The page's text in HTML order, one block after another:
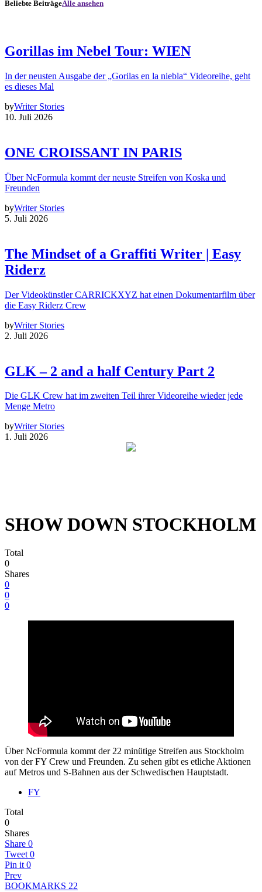
Beliebte BeiträgeAlle ansehen
Gorillas im Nebel Tour: WIEN
In der neusten Ausgabe der „Gorilas en la niebla“ Videoreihe, geht
es dieses Mal
byWriter Stories
10. Juli 2026
ONE CROISSANT IN PARIS
Über NcFormula kommt der neuste Streifen von Koska und
Freunden
byWriter Stories
5. Juli 2026
The Mindset of a Graffiti Writer | Easy
Riderz
Der Videokünstler CARRICKXYZ hat einen Dokumentarfilm über
die Easy Riderz Crew
byWriter Stories
2. Juli 2026
GLK – 2 and a half Century Part 2
Die GLK Crew hat im zweiten Teil ihrer Videoreihe wieder jede
Menge Metro
byWriter Stories
1. Juli 2026
SHOW DOWN STOCKHOLM
Total
0
Shares
0
0
0
Über NcFormula kommt der 22 minütige Streifen aus Stockholm
von der FY Crew und Freunden. Zu sehen gibt es etliche Aktionen
auf Metros und S-Bahnen aus der Schwedischen Hauptstadt.
FY
Total
0
Shares
Share 0
Tweet 0
Pin it 0
Prev
BOOKMARKS 22